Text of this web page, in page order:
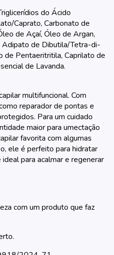
do Ácido
Caprato, Carbonato de
de Açaí, Óleo de Argan,
de Dibutila/Tetra-di-
Pentaeritritila, Caprilato de
de Lavanda.
multifuncional. Com
reparador de pontas e
Para um cuidado
maior para umectação
favorita com algumas
ele é perfeito para hidratar
para acalmar e regenerar
com um produto que faz